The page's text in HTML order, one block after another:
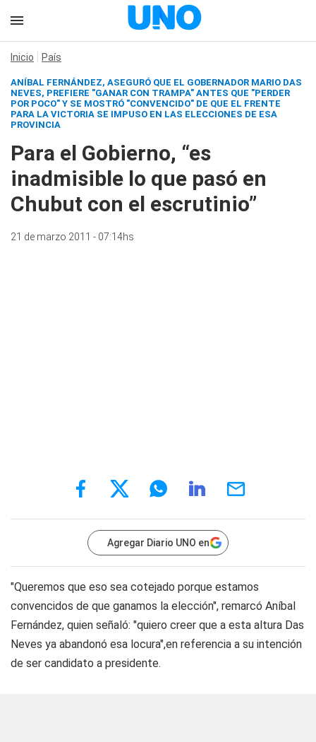
Inicio País
ANÍBAL FERNÁNDEZ, ASEGURÓ QUE EL GOBERNADOR MARIO DAS
NEVES, PREFIERE "GANAR CON TRAMPA" ANTES QUE "PERDER
POR POCO" Y SE MOSTRÓ "CONVENCIDO" DE QUE EL FRENTE
PARA LA VICTORIA SE IMPUSO EN LAS ELECCIONES DE ESA
PROVINCIA
Para el Gobierno, “es
inadmisible lo que pasó en
Chubut con el escrutinio”
21 de marzo 2011 - 07:14hs
Agregar Diario UNO en
"Queremos que eso sea cotejado porque estamos
convencidos de que ganamos la elección", remarcó Aníbal
Fernández, quien señaló: "quiero creer que a esta altura Das
Neves ya abandonó esa locura",en referencia a su intención
de ser candidato a presidente.